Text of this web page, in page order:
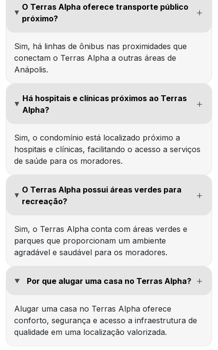
O Terras Alpha oferece transporte público
próximo?
Sim, há linhas de ônibus nas proximidades que
conectam o Terras Alpha a outras áreas de
Anápolis.
Há hospitais e clínicas próximos ao Terras
Alpha?
Sim, o condomínio está localizado próximo a
hospitais e clínicas, facilitando o acesso a serviços
de saúde para os moradores.
O Terras Alpha possui áreas verdes para
recreação?
Sim, o Terras Alpha conta com áreas verdes e
parques que proporcionam um ambiente
agradável e saudável para os moradores.
Por que alugar uma casa no Terras Alpha?
Alugar uma casa no Terras Alpha oferece
conforto, segurança e acesso a infraestrutura de
qualidade em uma localização valorizada.